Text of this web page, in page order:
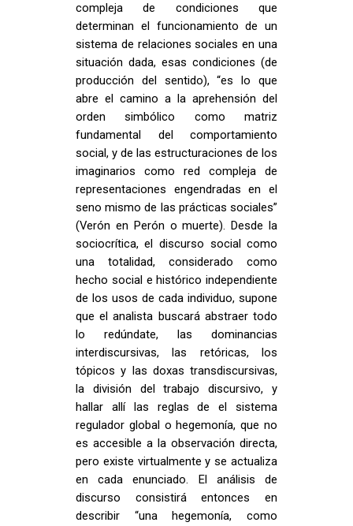
compleja de condiciones que
determinan el funcionamiento de un
sistema de relaciones sociales en una
situación dada, esas condiciones (de
producción del sentido), “es lo que
abre el camino a la aprehensión del
orden simbólico como matriz
fundamental del comportamiento
social, y de las estructuraciones de los
imaginarios como red compleja de
representaciones engendradas en el
seno mismo de las prácticas sociales”
(Verón en Perón o muerte). Desde la
sociocrítica, el discurso social como
una totalidad, considerado como
hecho social e histórico independiente
de los usos de cada individuo, supone
que el analista buscará abstraer todo
lo redúndate, las dominancias
interdiscursivas, las retóricas, los
tópicos y las doxas transdiscursivas,
la división del trabajo discursivo, y
hallar allí las reglas de el sistema
regulador global o hegemonía, que no
es accesible a la observación directa,
pero existe virtualmente y se actualiza
en cada enunciado. El análisis de
discurso consistirá entonces en
describir “una hegemonía, como